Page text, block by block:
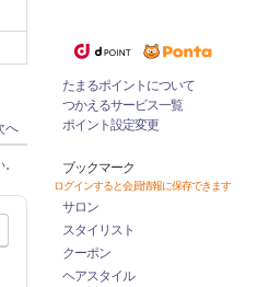
へ
たまるポイントについて
つかえるサービス一覧
ポイント設定変更
ブックマーク
ログインすると会員情報に保存できます
サロン
スタイリスト
クーポン
ヘアスタイル